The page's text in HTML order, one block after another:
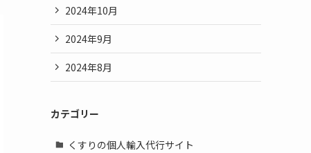
2024年10月
2024年9月
2024年8月
カテゴリー
くすりの個人輸入代行サイト